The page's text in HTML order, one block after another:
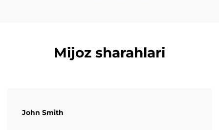
Mijoz sharahlari
John Smith